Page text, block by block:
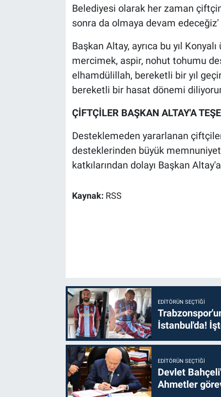
Belediyesi olarak her zaman
sonra da olmaya devam
Başkan Altay, ayrıca bu yıl
mercimek, aspir, nohut tohumu
elhamdülillah, bereketli bir yıl
bereketli bir hasat dönemi
ÇİFTÇİLER BAŞKAN ALTAY'A
Desteklemeden yararlanan
desteklerinden büyük
katkılarından dolayı Başkan
Kaynak: RSS
EDITÖRÜN SEÇTIĞI
İstanbul'da!
EDITÖRÜN SEÇTIĞI
Devlet
Ahmetler